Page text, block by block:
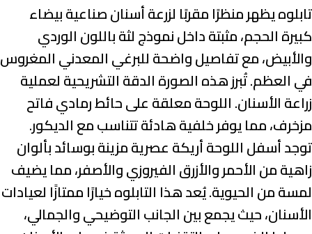
تابلوه يظهر منظرًا مقربًا لزرعة أسنان صناعية بيضاء
كبيرة الحجم، مثبتة داخل نموذج لثة باللون الوردي
والأبيض، مع تفاصيل واضحة للبرغي المعدني المغروس
في العظم. تُبرز هذه الصورة الدقة التشريحية لعملية
زراعة الأسنان. اللوحة معلقة على حائط رمادي فاتح
مزخرف، مما يوفر خلفية هادئة تتناسب مع الديكور.
توجد أسفل اللوحة أريكة عصرية مزينة بوسائد بألوان
زاهية من الأحمر والأزرق الفيروزي والأصفر، مما يضيف
لمسة من الحيوية. يُعد هذا التابلوه خيارًا ممتازًا لعيادات
الأسنان، حيث يجمع بين الجانب التوضيحي والجمالي،